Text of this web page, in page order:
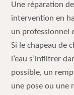
Une réparation
intervention en
un professionnel
Si le chapeau de
l’eau s’infiltrer
possible, un
une pose ou une